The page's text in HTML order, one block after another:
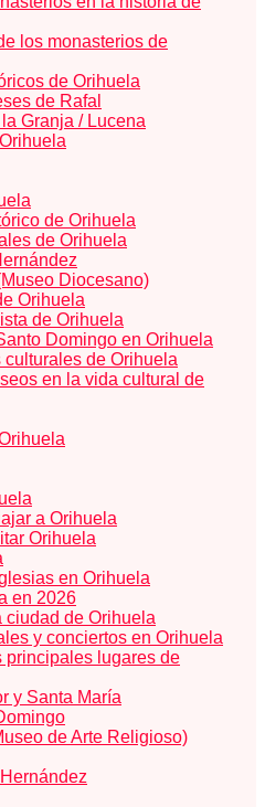
los monasterios de
de Orihuela
de Rafal
Granja / Lucena
de Orihuela
de Orihuela
Diocesano)
Orihuela
de Orihuela
Domingo en Orihuela
de Orihuela
en la vida cultural de
a Orihuela
Orihuela
en Orihuela
en 2026
ciudad de Orihuela
y conciertos en Orihuela
lugares de
y Santa María
de Arte Religioso)